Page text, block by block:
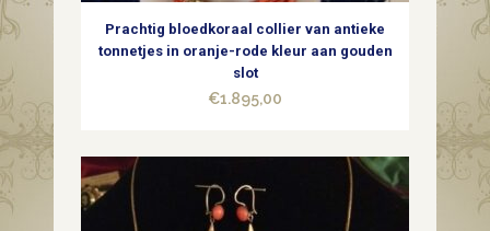
Prachtig bloedkoraal collier van antieke
tonnetjes in oranje-rode kleur aan gouden
slot
€1.895,00